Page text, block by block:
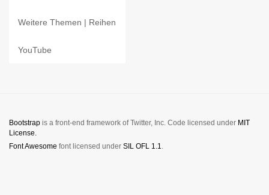
Weitere Themen | Reihen
YouTube
Bootstrap is a front-end framework of Twitter, Inc. Code licensed under MIT
License.
Font Awesome font licensed under SIL OFL 1.1